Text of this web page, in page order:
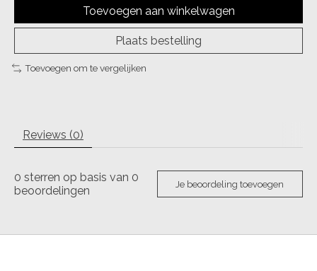
Toevoegen aan winkelwagen
Plaats bestelling
Toevoegen om te vergelijken
Reviews (0)
0 sterren op basis van 0
beoordelingen
Je beoordeling toevoegen